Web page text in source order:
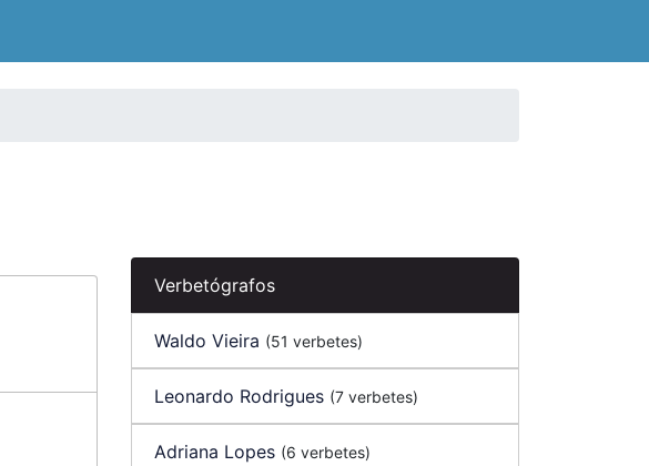
Verbetógrafos
Waldo Vieira (51 verbetes)
Leonardo Rodrigues (7 verbetes)
Adriana Lopes (6 verbetes)